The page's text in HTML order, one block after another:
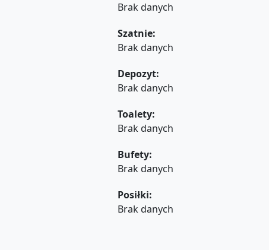
Brak danych
Szatnie:
Brak danych
Depozyt:
Brak danych
Toalety:
Brak danych
Bufety:
Brak danych
Posiłki:
Brak danych